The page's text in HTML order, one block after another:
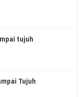
tujuh
Tujuh